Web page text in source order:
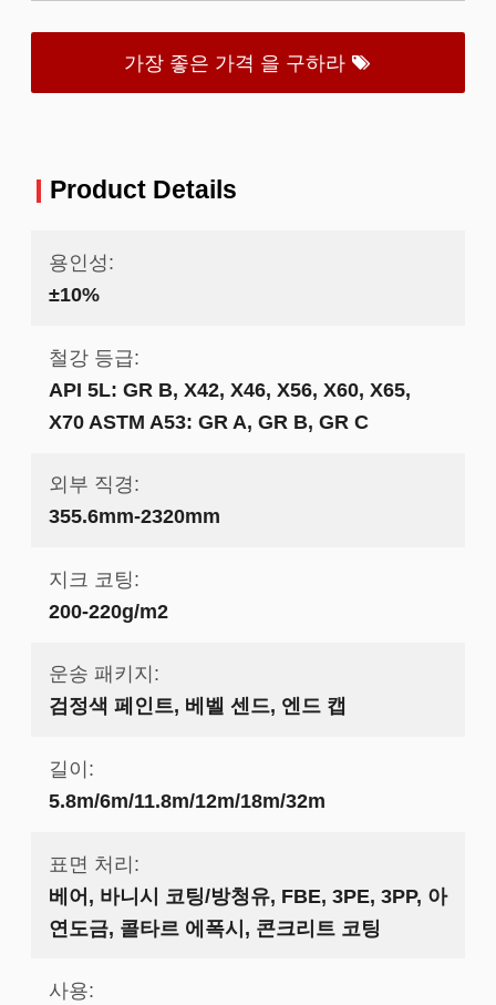
가장 좋은 가격 을 구하라
Product Details
용인성:
±10%
철강 등급:
API 5L: GR B, X42, X46, X56, X60, X65,
X70 ASTM A53: GR A, GR B, GR C
외부 직경:
355.6mm-2320mm
지크 코팅:
200-220g/m2
운송 패키지:
검정색 페인트, 베벨 센드, 엔드 캡
길이:
5.8m/6m/11.8m/12m/18m/32m
표면 처리:
베어, 바니시 코팅/방청유, FBE, 3PE, 3PP, 아
연도금, 콜타르 에폭시, 콘크리트 코팅
사용: